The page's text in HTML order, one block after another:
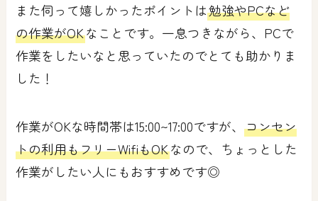
また伺って嬉しかったポイントは勉強やPCなど
の作業がOKなことです。一息つきながら、PCで
作業をしたいなと思っていたのでとても助かりま
した！
作業がOKな時間帯は15:00~17:00ですが、コンセン
トの利用もフリーWifiもOKなので、ちょっとした
作業がしたい人にもおすすめです◎